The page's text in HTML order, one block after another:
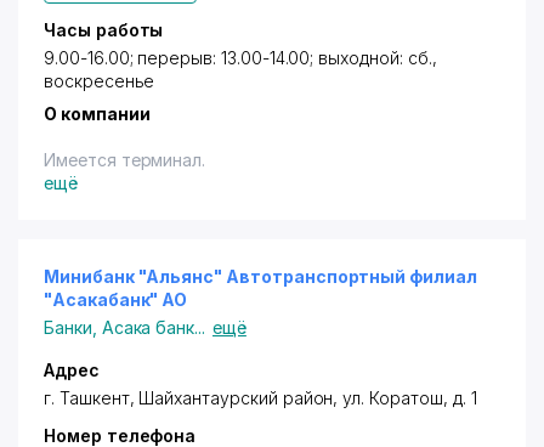
Часы работы
9.00-16.00; перерыв: 13.00-14.00; выходной: сб.,
воскресенье
О компании
Имеется терминал.
ещё
Минибанк "Альянс" Автотранспортный филиал
"Асакабанк" АО
Банки Асака банк... ещё
Адрес
г. Ташкент, Шайхантаурский район,ул. Коратош, д. 1
Номер телефона